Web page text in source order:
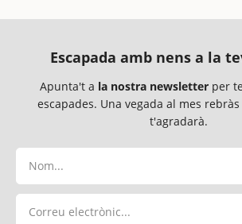
Escapada amb nens a la
Apunta't a la nostra newsletter per
escapades. Una vegada al mes
t'agradarà.